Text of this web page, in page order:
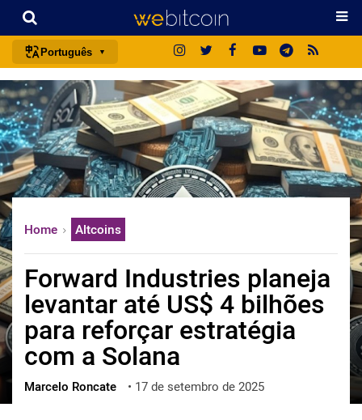
Português
português (BR)
english
español
français
italiano
日本語
русский
한국어
العربية
ქართული
Home Altcoins
Forward Industries planeja
levantar até US$ 4 bilhões
para reforçar estratégia
com a Solana
Marcelo Roncate • 17 de setembro de 2025